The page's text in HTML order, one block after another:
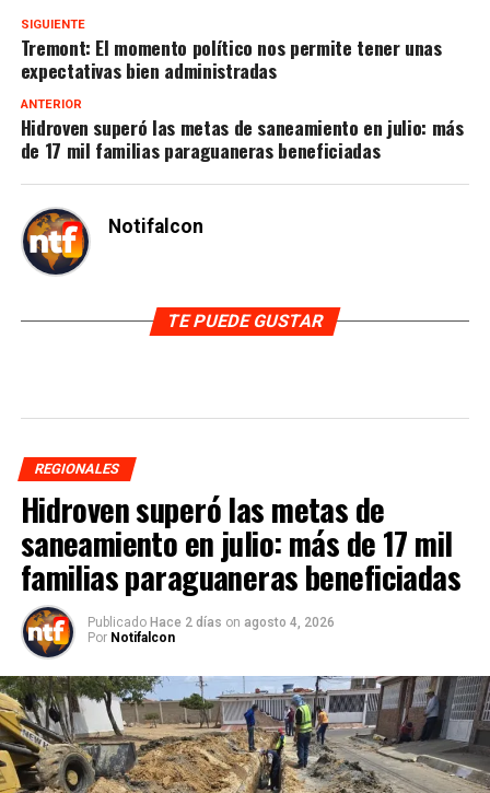
SIGUIENTE
Tremont: El momento político nos permite tener unas
expectativas bien administradas
ANTERIOR
Hidroven superó las metas de saneamiento en julio: más
de 17 mil familias paraguaneras beneficiadas
Notifalcon
TE PUEDE GUSTAR
REGIONALES
Hidroven superó las metas de
saneamiento en julio: más de 17 mil
familias paraguaneras beneficiadas
Publicado Hace 2 días on agosto 4, 2026
Por Notifalcon